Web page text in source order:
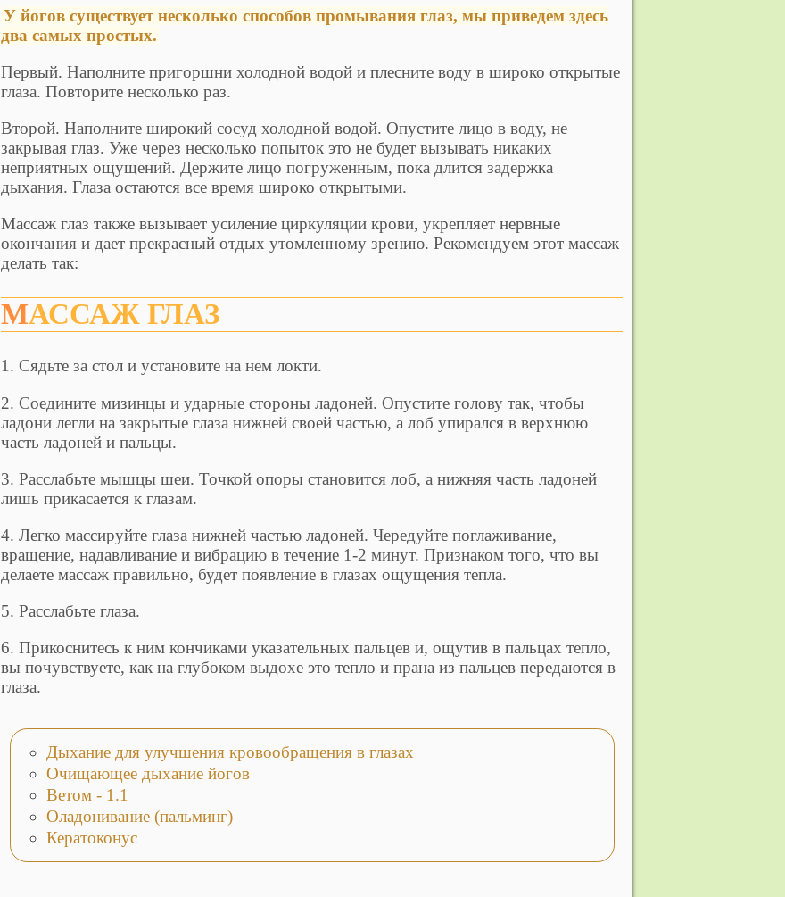
У йогов существует несколько способов промывания глаз, мы приведем здесь
два самых простых.
Первый. Наполните пригоршни холодной водой и плесните воду в широко открытые
глаза. Повторите несколько раз.
Второй. Наполните широкий сосуд холодной водой. Опустите лицо в воду, не
закрывая глаз. Уже через несколько попыток это не будет вызывать никаких
неприятных ощущений. Держите лицо погруженным, пока длится задержка
дыхания. Глаза остаются все время широко открытыми.
Массаж глаз также вызывает усиление циркуляции крови, укрепляет нервные
окончания и дает прекрасный отдых утомленному зрению. Рекомендуем этот массаж
делать так:
МАССАЖ ГЛАЗ
1. Сядьте за стол и установите на нем локти.
2. Соедините мизинцы и ударные стороны ладоней. Опустите голову так, чтобы
ладони легли на закрытые глаза нижней своей частью, а лоб упирался в верхнюю
часть ладоней и пальцы.
3. Расслабьте мышцы шеи. Точкой опоры становится лоб, а нижняя часть ладоней
лишь прикасается к глазам.
4. Легко массируйте глаза нижней частью ладоней. Чередуйте поглаживание,
вращение, надавливание и вибрацию в течение 1-2 минут. Признаком того, что вы
делаете массаж правильно, будет появление в глазах ощущения тепла.
5. Расслабьте глаза.
6. Прикоснитесь к ним кончиками указательных пальцев и, ощутив в пальцах тепло,
вы почувствуете, как на глубоком выдохе это тепло и прана из пальцев передаются в
глаза.
Дыхание для улучшения кровообращения в глазах
Очищающее дыхание йогов
Ветом - 1.1
Оладонивание (пальминг)
Кератоконус